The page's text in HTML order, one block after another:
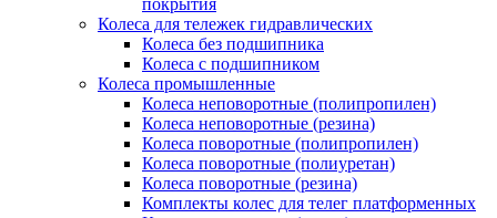
покрытия
Колеса для тележек гидравлических
Колеса без подшипника
Колеса с подшипником
Колеса промышленные
Колеса неповоротные (полипропилен)
Колеса неповоротные (резина)
Колеса поворотные (полипропилен)
Колеса поворотные (полиуретан)
Колеса поворотные (резина)
Комплекты колес для телег платформенных